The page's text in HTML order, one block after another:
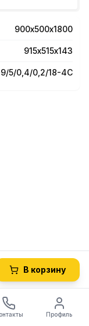
915х515х143 мм.
900х500х1800
915х515х143
5/0,4/0,2/18-4С
В корзину
Профиль